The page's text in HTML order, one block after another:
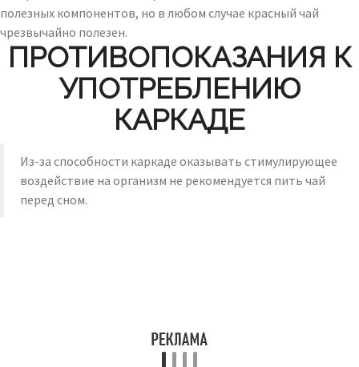
полезных компонентов, но в любом случае красный чай
чрезвычайно полезен.
ПРОТИВОПОКАЗАНИЯ К
УПОТРЕБЛЕНИЮ
КАРКАДЕ
Из-за способности каркаде оказывать стимулирующее
воздействие на организм не рекомендуется пить чай
перед сном.